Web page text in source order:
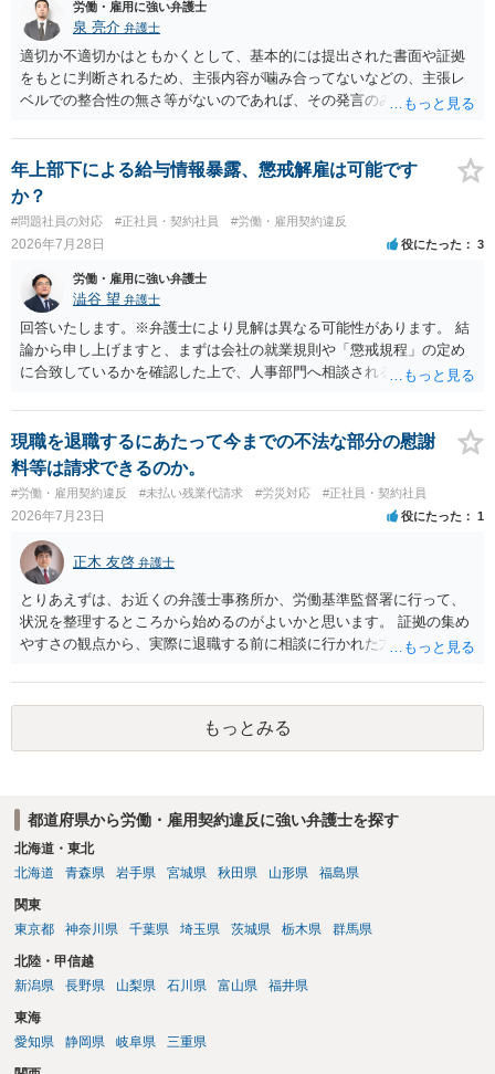
労働・雇用に強い弁護士
泉 亮介 弁護士
適切か不適切かはともかくとして、基本的には提出された書面や証拠
をもとに判断されるため、主張内容が噛み合ってないなどの、主張レ
ベルでの整合性の無さ等がないのであれば、その発言のみで大きく不
年上部下による給与情報暴露、懲戒解雇は可能です
か？
#問題社員の対応 #正社員・契約社員 #労働・雇用契約違反
2026年7月28日 役にたった 3
労働・雇用に強い弁護士
澁谷 望 弁護士
回答いたします。※弁護士により見解は異なる可能性があります。 結
論から申し上げますと、まずは会社の就業規則や「懲戒規程」の定め
に合致しているかを確認した上で、人事部門へ相談されることが最優
ものの、重い懲戒処分の対象には十分なり得ます。 名誉や評価の回復
については、会社側に「部下の不正行為による情報漏洩」と正式に認
定させ、誤認した他部署への適切なフォローや周知を求めるのが有効
です。 あるいは、懲戒があったことを社内で周知される手続があるの
ならば、それにより軽微ながら回復はできるかもしれません。 さらに
個人としても、相手に対してプライバシー侵害等に基づく損害賠償
（慰謝料）を請求する選択肢がありえます（ただし、金額は多額にな
らない可能性があります。）。
現職を退職するにあたって今までの不法な部分の慰謝
料等は請求できるのか。
#労働・雇用契約違反 #未払い残業代請求 #労災対応 #正社員・契約社員
2026年7月23日 役にたった 1
正木 友啓 弁護士
とりあえずは、お近くの弁護士事務所か、労働基準監督署に行って、
状況を整理するところから始めるのがよいかと思います。 証拠の集め
やすさの観点から、実際に退職する前に相談に行かれた方がよいかと
もっとみる
都道府県から労働・雇用契約違反に強い弁護士を探す
北海道・東北
北海道
青森県 岩手県 宮城県 秋田県 山形県 福島県
関東
東京都
神奈川県 千葉県 埼玉県 茨城県 栃木県 群馬県
北陸・甲信越
新潟県
長野県 山梨県 石川県 富山県 福井県
東海
愛知県
静岡県 岐阜県 三重県